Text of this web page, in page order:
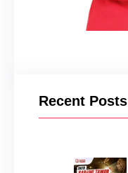
Recent Posts